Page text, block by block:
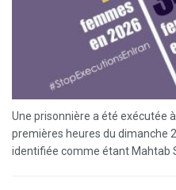
Une prisonnière a été exécutée
premières heures du dimanche
identifiée comme étant Mahtab